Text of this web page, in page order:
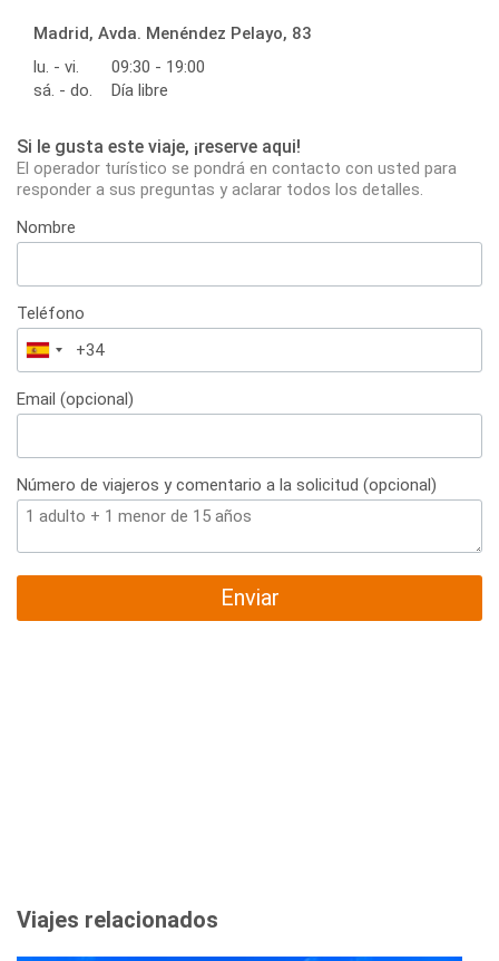
Madrid, Avda. Menéndez Pelayo, 83
lu. - vi.
09:30 - 19:00
sá. - do.
Día libre
Si le gusta este viaje, ¡reserve aqui!
El operador turístico se pondrá en contacto con usted para
responder a sus preguntas y aclarar todos los detalles.
Nombre
Teléfono
España
+34
Email (opcional)
Número de viajeros y comentario a la solicitud (opcional)
Enviar
Viajes relacionados